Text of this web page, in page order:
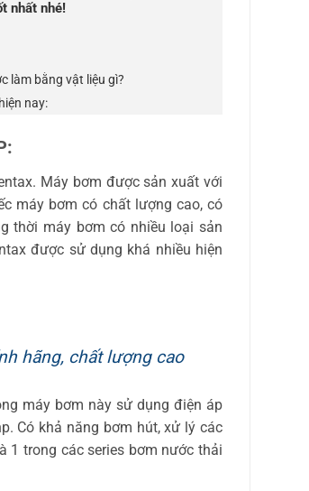
nhất nhé!
làm bằng vật liệu gì?
nay:
Máy bơm được sản xuất với
máy bơm có chất lượng cao, có
thời máy bơm có nhiều loại sản
được sử dụng khá nhiều hiện
hãng, chất lượng cao
máy bơm này sử dụng điện áp
Có khả năng bơm hút, xử lý các
1 trong các series bơm nước thải